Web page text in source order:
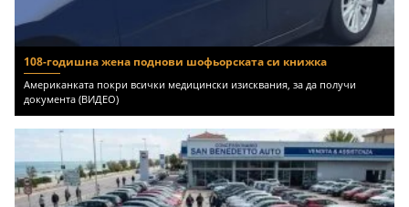
108-годишна жена поднови шофьорската си книжка
Американката покри всички медицински изисквания, за да получи
документа (ВИДЕО)